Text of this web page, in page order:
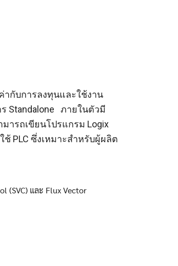
ากับการลงทุนและใช้งาน
Standalone ภายในตัวมี
ารถเขียนโปรแกรม Logix
PLC ซึ่งเหมาะสำหรับผู้ผลิต
(SVC) และ Flux Vector